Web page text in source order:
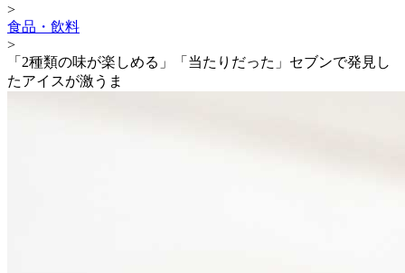
>
食品・飲料
>
「2種類の味が楽しめる」「当たりだった」セブンで発見し
たアイスが激うま